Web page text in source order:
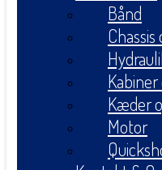
Bånd
Kæder
Motor